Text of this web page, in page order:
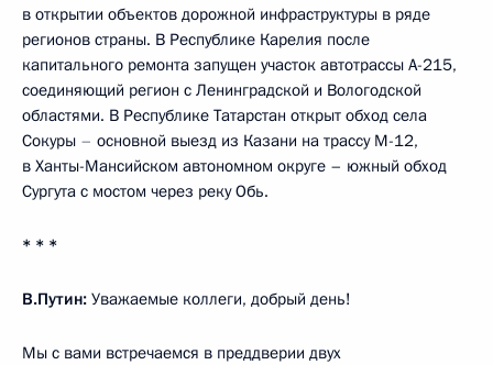
в открытии объектов дорожной инфраструктуры в ряде
регионов страны. В Республике Карелия после
капитального ремонта запущен участок автотрассы А-215,
соединяющий регион с Ленинградской и Вологодской
областями. В Республике Татарстан открыт обход села
Сокуры – основной выезд из Казани на трассу М-12,
в Ханты-Мансийском автономном округе – южный обход
Сургута с мостом через реку Обь.
* * *
В.Путин: Уважаемые коллеги, добрый день!
Мы с вами встречаемся в преддверии двух